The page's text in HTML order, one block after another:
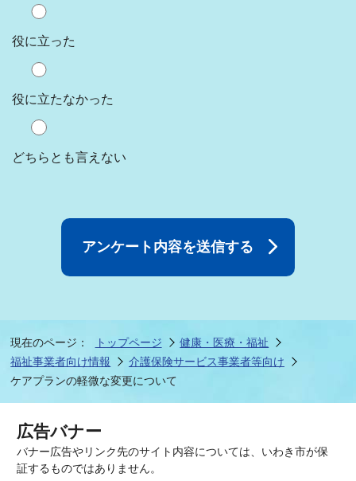
役に立った
役に立たなかった
どちらとも言えない
現在のページ： トップページ
健康・医療・福祉
福祉事業者向け情報
介護保険サービス事業者等向け
ケアプランの軽微な変更について
広告バナー
バナー広告やリンク先のサイト内容については、いわき市が保
証するものではありません。